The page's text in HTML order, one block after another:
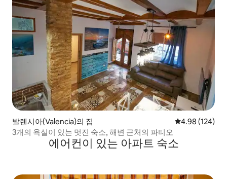
발렌시아(Valencia)의 집 평점 4.98점(5
4.98 (124)
3개의 욕실이 있는 멋진 숙소, 해변 근처의 파티오
에어컨이 있는 아파트 숙소